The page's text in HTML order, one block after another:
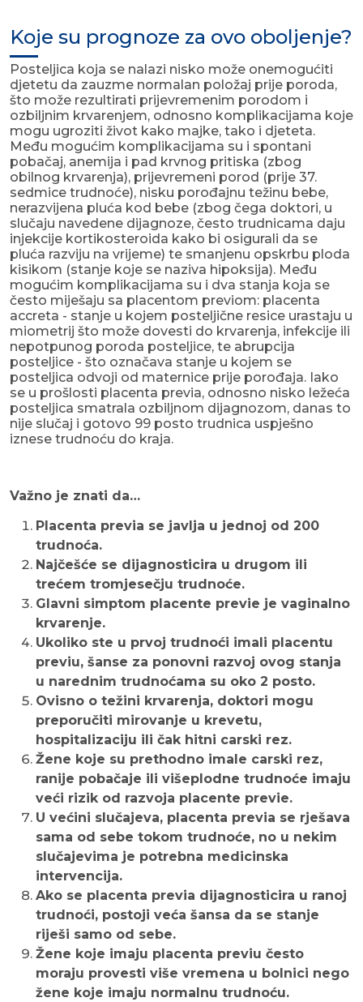
Koje su prognoze za ovo oboljenje?
Posteljica koja se nalazi nisko može onemogućiti
djetetu da zauzme normalan položaj prije poroda,
što može rezultirati prijevremenim porodom i
ozbiljnim krvarenjem, odnosno komplikacijama koje
mogu ugroziti život kako majke, tako i djeteta.
Među mogućim komplikacijama su i spontani
pobačaj, anemija i pad krvnog pritiska (zbog
obilnog krvarenja), prijevremeni porod (prije 37.
sedmice trudnoće), nisku porođajnu težinu bebe,
nerazvijena pluća kod bebe (zbog čega doktori, u
slučaju navedene dijagnoze, često trudnicama daju
injekcije kortikosteroida kako bi osigurali da se
pluća razviju na vrijeme) te smanjenu opskrbu ploda
kisikom (stanje koje se naziva hipoksija). Među
mogućim komplikacijama su i dva stanja koja se
često miješaju sa placentom previom: placenta
accreta - stanje u kojem posteljične resice urastaju u
miometrij što može dovesti do krvarenja, infekcije ili
nepotpunog poroda posteljice, te abrupcija
posteljice - što označava stanje u kojem se
posteljica odvoji od maternice prije porođaja. Iako
se u prošlosti placenta previa, odnosno nisko ležeća
posteljica smatrala ozbiljnom dijagnozom, danas to
nije slučaj i gotovo 99 posto trudnica uspješno
iznese trudnoću do kraja.
Važno je znati da…
Placenta previa se javlja u jednoj od 200
trudnoća.
Najčešće se dijagnosticira u drugom ili
trećem tromjesečju trudnoće.
Glavni simptom placente previe je vaginalno
krvarenje.
Ukoliko ste u prvoj trudnoći imali placentu
previu, šanse za ponovni razvoj ovog stanja
u narednim trudnoćama su oko 2 posto.
Ovisno o težini krvarenja, doktori mogu
preporučiti mirovanje u krevetu,
hospitalizaciju ili čak hitni carski rez.
Žene koje su prethodno imale carski rez,
ranije pobačaje ili višeplodne trudnoće imaju
veći rizik od razvoja placente previe.
U većini slučajeva, placenta previa se rješava
sama od sebe tokom trudnoće, no u nekim
slučajevima je potrebna medicinska
intervencija.
Ako se placenta previa dijagnosticira u ranoj
trudnoći, postoji veća šansa da se stanje
riješi samo od sebe.
Žene koje imaju placenta previu često
moraju provesti više vremena u bolnici nego
žene koje imaju normalnu trudnoću.